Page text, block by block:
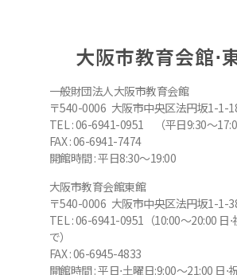
大阪市教育会館⋅
一般財団法人大阪市教育会館
〒540-0006 大阪市中央区法円坂1-1-
TEL : 06-6941-0951 （平日9:30～
FAX : 06-6941-7474
開館時間 : 平日8:30～19:00
大阪市教育会館東館
〒540-0006 大阪市中央区法円坂1-1-
TEL : 06-6941-0951（10:00～20:00 日⋅
で）
FAX : 06-6945-4833
開館時間 : 平日⋅土曜日:9:00～21:00 日⋅